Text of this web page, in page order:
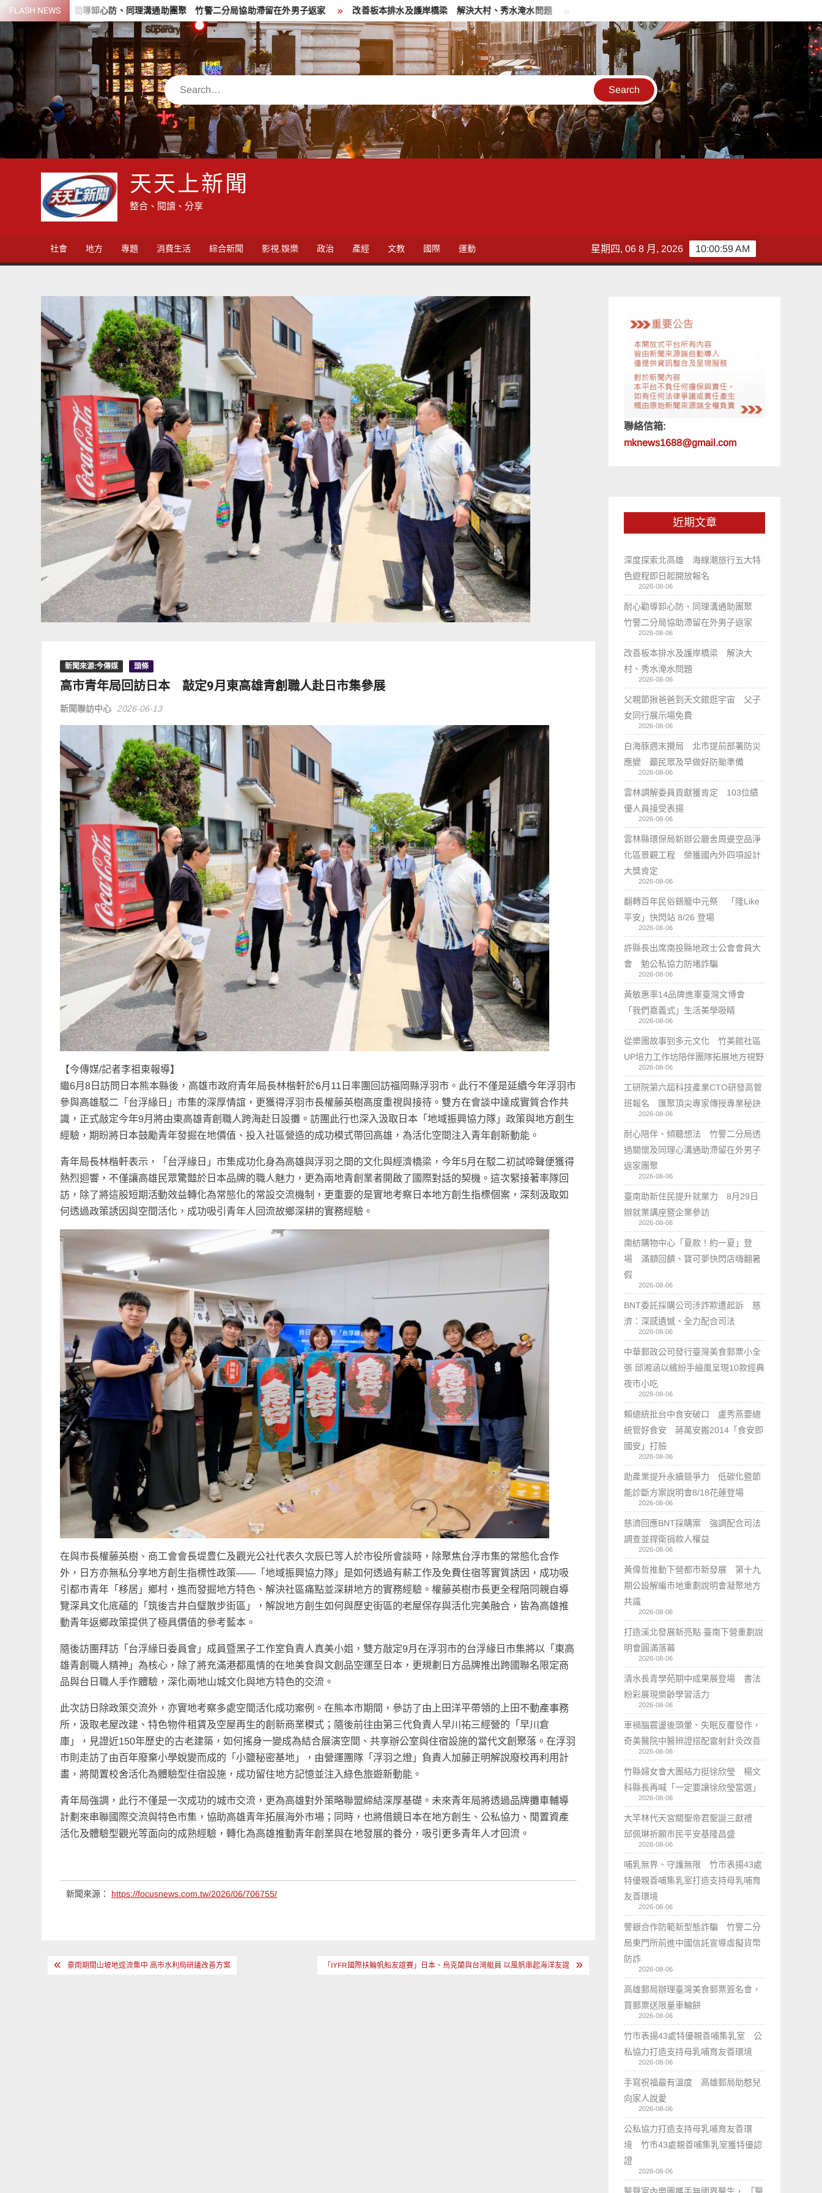
Skip
to
content
FLASH NEWS
心勸導卸心防、同理溝通助團聚 竹警二分局協助滯留在外男子返家 改善板本排水及護岸橋梁 解決大村、秀水淹水問題 父親節揪爸爸到天文館逛宇宙 父子女同行展示場免費
Search
天天上新聞
整合、閱讀、分享
社會 地方 專題 消費生活 綜合新聞 影視.娛樂 政治 產經 文教 國際 運動 10:01:00 AM
星期四, 06 8 月, 2026
新聞來源:今傳媒 頭條
高市青年局回訪日本 敲定9月東高雄青創職人赴日市集參展
新聞聯訪中心 2026-06-13
【今傳媒/記者李祖東報導】
繼6月8日訪問日本熊本縣後，高雄市政府青年局長林楷軒於6月11日率團回訪福岡縣浮羽市。此行不僅是延續今年浮羽市
參與高雄駁二「台浮緣日」市集的深厚情誼，更獲得浮羽市長權藤英樹高度重視與接待。雙方在會談中達成實質合作共
識，正式敲定今年9月將由東高雄青創職人跨海赴日設攤。訪團此行也深入汲取日本「地域振興協力隊」政策與地方創生
經驗，期盼將日本鼓勵青年發掘在地價值、投入社區營造的成功模式帶回高雄，為活化空間注入青年創新動能。
青年局長林楷軒表示，「台浮緣日」市集成功化身為高雄與浮羽之間的文化與經濟橋梁，今年5月在駁二初試啼聲便獲得
熱烈迴響，不僅讓高雄民眾驚豔於日本品牌的職人魅力，更為兩地青創業者開啟了國際對話的契機。這次緊接著率隊回
訪，除了將這股短期活動效益轉化為常態化的常設交流機制，更重要的是實地考察日本地方創生指標個案，深刻汲取如
何透過政策誘因與空間活化，成功吸引青年人回流故鄉深耕的實務經驗。
在與市長權藤英樹、商工會會長堤豊仁及觀光公社代表久次辰巳等人於市役所會談時，除聚焦台浮市集的常態化合作
外，日方亦無私分享地方創生指標性政策——「地域振興協力隊」是如何透過有薪工作及免費住宿等實質誘因，成功吸
引都市青年「移居」鄉村，進而發掘地方特色、解決社區痛點並深耕地方的實務經驗。權藤英樹市長更全程陪同親自導
覽深具文化底蘊的「筑後吉井白璧散步街區」，解說地方創生如何與歷史街區的老屋保存與活化完美融合，皆為高雄推
動青年返鄉政策提供了極具價值的參考藍本。
隨後訪團拜訪「台浮緣日委員會」成員暨黑子工作室負責人真美小姐，雙方敲定9月在浮羽市的台浮緣日市集將以「東高
雄青創職人精神」為核心，除了將充滿港都風情的在地美食與文創品空運至日本，更規劃日方品牌推出跨國聯名限定商
品與台日職人手作體驗，深化兩地山城文化與地方特色的交流。
此次訪日除政策交流外，亦實地考察多處空間活化成功案例。在熊本市期間，參訪了由上田洋平帶領的上田不動產事務
所，汲取老屋改建、特色物件租賃及空屋再生的創新商業模式；隨後前往由第三代負責人早川祐三經營的「早川倉
庫」，見證近150年歷史的古老建築，如何搖身一變成為結合展演空間、共享辦公室與住宿設施的當代文創聚落。在浮羽
市則走訪了由百年廢棄小學蛻變而成的「小鹽秘密基地」，由營運團隊「浮羽之燈」負責人加藤正明解說廢校再利用計
畫，將閒置校舍活化為體驗型住宿設施，成功留住地方記憶並注入綠色旅遊新動能。
青年局強調，此行不僅是一次成功的城市交流，更為高雄對外策略聯盟締結深厚基礎。未來青年局將透過品牌攤車輔導
計劃來串聯國際交流與特色市集，協助高雄青年拓展海外市場；同時，也將借鏡日本在地方創生、公私協力、閒置資產
活化及體驗型觀光等面向的成熟經驗，轉化為高雄推動青年創業與在地發展的養分，吸引更多青年人才回流。
新聞來源： https://focusnews.com.tw/2026/06/706755/
文 豪雨期間山坡地逕流集中 高市水利局研議改善方案 「IYFR國際扶輪帆船友誼賽」日本、烏克蘭與台灣艇員 以風帆串起海洋友誼
聯絡信箱:
mknews1688@gmail.com
近期文章
深度探索北高雄 海線潮旅行五大特
色遊程即日起開放報名
2026-08-06
耐心勸導卸心防、同理溝通助團聚
竹警二分局協助滯留在外男子返家
2026-08-06
改善板本排水及護岸橋梁 解決大
村、秀水淹水問題
2026-08-06
父親節揪爸爸到天文館逛宇宙 父子
女同行展示場免費
2026-08-06
白海豚週末攪局 北市提前部署防災
應變 籲民眾及早做好防颱準備
2026-08-06
雲林調解委員貢獻獲肯定 103位績
優人員接受表揚
2026-08-06
雲林縣環保局新辦公廳舍周邊空品淨
化區景觀工程 榮獲國內外四項設計
大獎肯定
2026-08-06
翻轉百年民俗鷄籠中元祭 「隆Like
平安」快閃站 8/26 登場
2026-08-06
許縣長出席南投縣地政士公會會員大
會 勉公私協力防堵詐騙
2026-08-06
黃敏惠率14品牌進軍臺灣文博會
「我們嘉義式」生活美學吸睛
2026-08-06
從樂團故事到多元文化 竹美館社區
UP培力工作坊陪伴團隊拓展地方視野
2026-08-06
工研院第六屆科技產業CTO研發高管
班報名 匯聚頂尖專家傳授專業秘訣
2026-08-06
耐心陪伴、傾聽想法 竹警二分局透
過關懷及同理心溝通助滯留在外男子
返家團聚
2026-08-06
臺南助新住民提升就業力 8月29日
辦就業講座暨企業參訪
2026-08-06
南紡購物中心「夏款！約一夏」登
場 滿額回饋、寶可夢快閃店嗨翻暑
假
2026-08-06
BNT委託採購公司涉詐欺遭起訴 慈
濟：深感遺憾、全力配合司法
2026-08-06
中華郵政公司發行臺灣美食郵票小全
張 邱湘涵以繽紛手繪風呈現10款經典
夜市小吃
2026-08-06
賴總統批台中食安破口 盧秀燕要總
統管好食安 蔣萬安搬2014「食安即
國安」打臉
2026-08-06
助產業提升永續競爭力 低碳化暨節
能診斷方案說明會8/18花蓮登場
2026-08-06
慈濟回應BNT採購案 強調配合司法
調查並捍衛捐款人權益
2026-08-06
黃偉哲推動下營都市新發展 第十九
期公設解編市地重劃說明會凝聚地方
共識
2026-08-06
打造溪北發展新亮點 臺南下營重劃說
明會圓滿落幕
2026-08-06
清水長青學苑期中成果展登場 書法
粉彩展現樂齡學習活力
2026-08-06
車禍腦震盪後頭暈、失眠反覆發作，
奇美醫院中醫辨證搭配雷射針灸改善
2026-08-06
竹縣婦女會大團結力挺徐欣瑩 楊文
科縣長再喊「一定要讓徐欣瑩當選」
2026-08-06
大竿林代天宮關聖帝君聖誕三獻禮
邱佩琳祈願市民平安基隆昌盛
2026-08-06
哺乳無界、守護無限 竹市表揚43處
特優親善哺集乳室打造支持母乳哺育
友善環境
2026-08-06
警銀合作防範新型態詐騙 竹警二分
局東門所前進中國信託宣導虛擬貨幣
防詐
2026-08-06
高雄郵局辦理臺灣美食郵票簽名會，
買郵票送限量車輪餅
2026-08-06
竹市表揚43處特優親善哺集乳室 公
私協力打造支持母乳哺育友善環境
2026-08-06
手寫祝福最有溫度 高雄郵局助憨兒
向家人說愛
2026-08-06
公私協力打造支持母乳哺育友善環
境 竹市43處親善哺集乳室獲特優認
證
2026-08-06
醫聲室內樂團攜手無國界醫生， 「醫